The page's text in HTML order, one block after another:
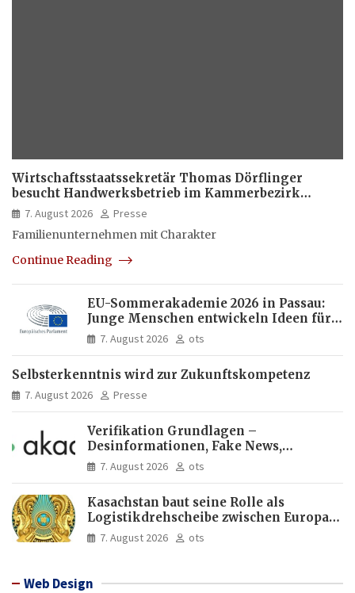
Wirtschaftsstaatssekretär Thomas Dörflinger
besucht Handwerksbetrieb im Kammerbezirk
Freiburg
7. August 2026
Presse
Familienunternehmen mit Charakter
Continue Reading
EU-Sommerakademie 2026 in Passau:
Junge Menschen entwickeln Ideen für
Europas Zukunft
7. August 2026 ots
Selbsterkenntnis wird zur Zukunftskompetenz
7. August 2026 Presse
Verifikation Grundlagen –
Desinformationen, Fake News,
manipulierte Inhalte | dpa-Akademie
7. August 2026 ots
Kasachstan baut seine Rolle als
Logistikdrehscheibe zwischen Europa
und Asien aus
7. August 2026 ots
Web Design